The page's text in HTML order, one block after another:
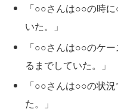
「○○さんは○○の時
いた。」
「○○さんは○○のケ
るまでしていた。」
「○○さんは○○の状
た。」